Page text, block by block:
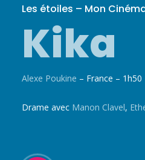
Les étoiles – Mon
Kika
Alexe Poukine – France – 1h50
Drame avec Manon Clavel,